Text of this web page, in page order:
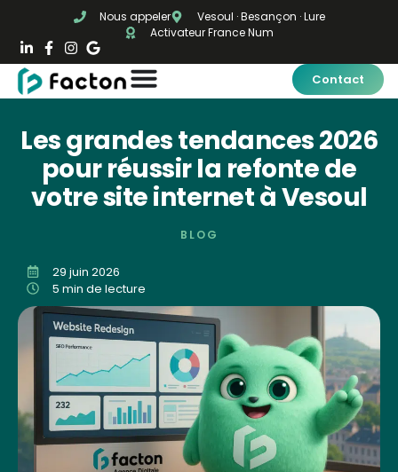
Nous appeler
Vesoul · Besançon · Lure
Activateur France Num
Contact
Les grandes tendances 2026
pour réussir la refonte de
votre site internet à Vesoul
BLOG
29 juin 2026
5 min de lecture